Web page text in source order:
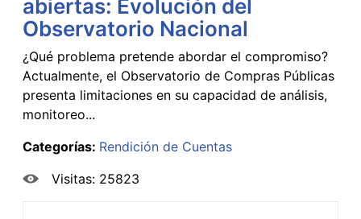
abiertas: Evolución del
Observatorio Nacional
¿Qué problema pretende abordar el compromiso?
Actualmente, el Observatorio de Compras Públicas
presenta limitaciones en su capacidad de análisis,
monitoreo...
Categorías: Rendición de Cuentas
Visitas: 25823